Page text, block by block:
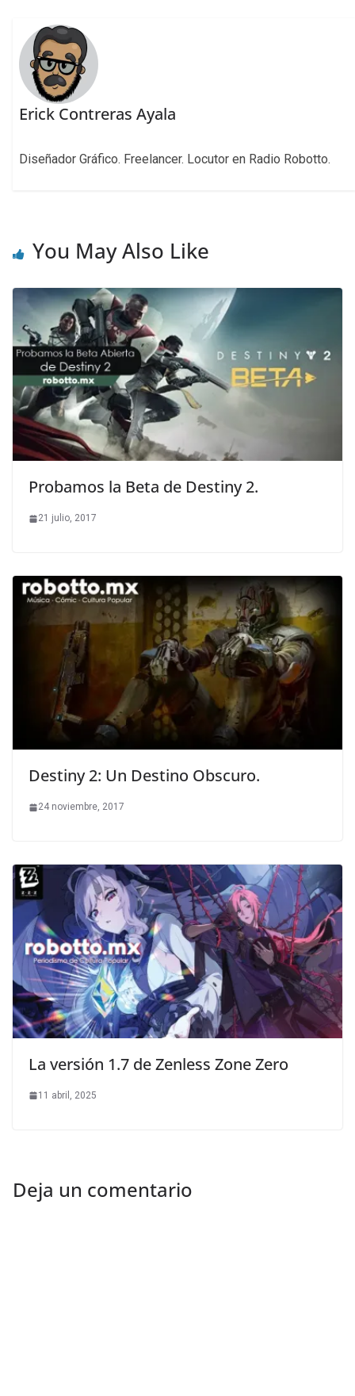
Erick Contreras Ayala
Diseñador Gráfico. Freelancer. Locutor en Radio Robotto.
You May Also Like
Probamos la Beta de Destiny 2.
21 julio, 2017
Destiny 2: Un Destino Obscuro.
24 noviembre, 2017
La versión 1.7 de Zenless Zone Zero
11 abril, 2025
Deja un comentario